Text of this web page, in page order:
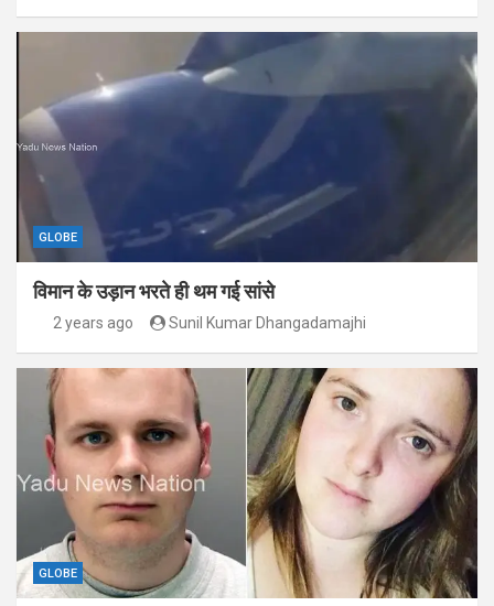
GLOBE
विमान के उड़ान भरते ही थम गई सांसे
2 years ago Sunil Kumar Dhangadamajhi
GLOBE